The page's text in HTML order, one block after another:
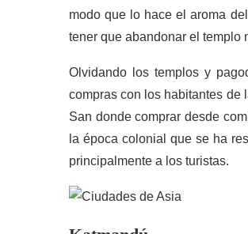
modo que lo hace el aroma
tener que abandonar el templo
Olvidando los templos y
compras con los habitantes de
San donde comprar desde
la época colonial que se ha
principalmente a los turistas.